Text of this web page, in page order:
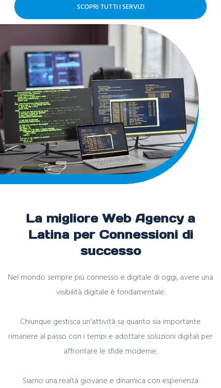
SCOPRI TUTTI I SERVIZI
La migliore Web Agency a
Latina per Connessioni di
successo
Nel mondo sempre più connesso e digitale di oggi, avere una
visibilità digitale è fondamentale.
Chiunque gestisca un'attività sa quanto sia importante
rimanere al passo con i tempi e adottare soluzioni digitali per
affrontare le sfide moderne.
Siamo una realtà giovane e dinamica con esperienza